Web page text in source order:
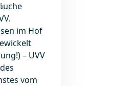
im Hof
– UVV
vom